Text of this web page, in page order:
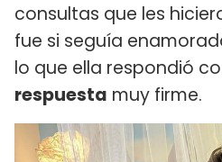
consultas que les
fue si seguía
lo que ella respondió
respuesta muy firme.